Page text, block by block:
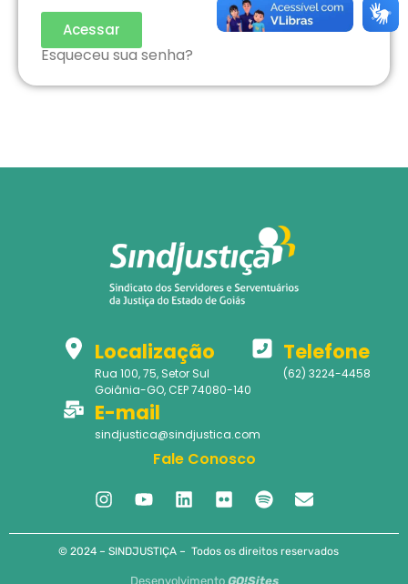
Acessar
Esqueceu sua senha?
Localização
Rua 100, 75, Setor Sul
Goiânia-GO, CEP 74080-140
Telefone
(62) 3224-4458
E-mail
sindjustica@sindjustica.com
Fale Conosco
© 2024 – SINDJUSTIÇA – Todos os direitos reservados
Desenvolvimento GO!Sites